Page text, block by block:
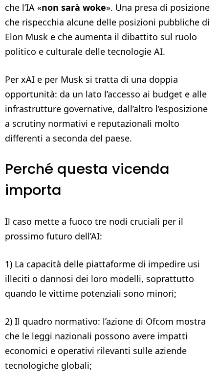
che l’IA «non sarà woke». Una presa di posizione
che rispecchia alcune delle posizioni pubbliche di
Elon Musk e che aumenta il dibattito sul ruolo
politico e culturale delle tecnologie AI.
Per xAI e per Musk si tratta di una doppia
opportunità: da un lato l’accesso ai budget e alle
infrastrutture governative, dall’altro l’esposizione
a scrutiny normativi e reputazionali molto
differenti a seconda del paese.
Perché questa vicenda
importa
Il caso mette a fuoco tre nodi cruciali per il
prossimo futuro dell’AI:
1) La capacità delle piattaforme di impedire usi
illeciti o dannosi dei loro modelli, soprattutto
quando le vittime potenziali sono minori;
2) Il quadro normativo: l’azione di Ofcom mostra
che le leggi nazionali possono avere impatti
economici e operativi rilevanti sulle aziende
tecnologiche globali;